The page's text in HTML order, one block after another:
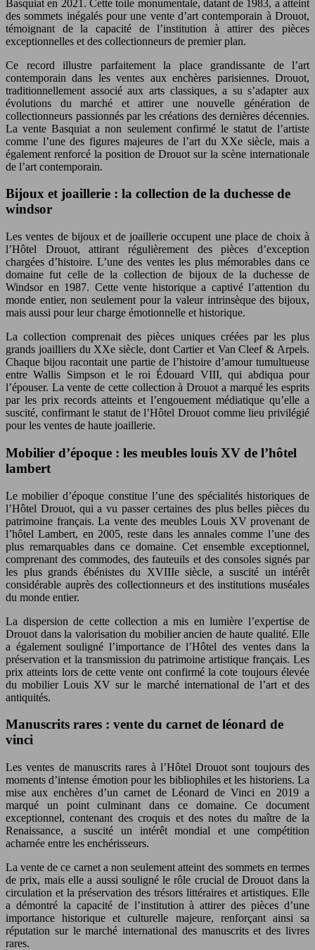
Basquiat en 2021. Cette toile monumentale, datant de 1983, a atteint
des sommets inégalés pour une vente d’art contemporain à Drouot,
témoignant de la capacité de l’institution à attirer des pièces
exceptionnelles et des collectionneurs de premier plan.
Ce record illustre parfaitement la place grandissante de l’art
contemporain dans les ventes aux enchères parisiennes. Drouot,
traditionnellement associé aux arts classiques, a su s’adapter aux
évolutions du marché et attirer une nouvelle génération de
collectionneurs passionnés par les créations des dernières décennies.
La vente Basquiat a non seulement confirmé le statut de l’artiste
comme l’une des figures majeures de l’art du XXe siècle, mais a
également renforcé la position de Drouot sur la scène internationale
de l’art contemporain.
Bijoux et joaillerie : la collection de la duchesse de
windsor
Les ventes de bijoux et de joaillerie occupent une place de choix à
l’Hôtel Drouot, attirant régulièrement des pièces d’exception
chargées d’histoire. L’une des ventes les plus mémorables dans ce
domaine fut celle de la collection de bijoux de la duchesse de
Windsor en 1987. Cette vente historique a captivé l’attention du
monde entier, non seulement pour la valeur intrinsèque des bijoux,
mais aussi pour leur charge émotionnelle et historique.
La collection comprenait des pièces uniques créées par les plus
grands joailliers du XXe siècle, dont Cartier et Van Cleef & Arpels.
Chaque bijou racontait une partie de l’histoire d’amour tumultueuse
entre Wallis Simpson et le roi Édouard VIII, qui abdiqua pour
l’épouser. La vente de cette collection à Drouot a marqué les esprits
par les prix records atteints et l’engouement médiatique qu’elle a
suscité, confirmant le statut de l’Hôtel Drouot comme lieu privilégié
pour les ventes de haute joaillerie.
Mobilier d’époque : les meubles louis XV de l’hôtel
lambert
Le mobilier d’époque constitue l’une des spécialités historiques de
l’Hôtel Drouot, qui a vu passer certaines des plus belles pièces du
patrimoine français. La vente des meubles Louis XV provenant de
l’hôtel Lambert, en 2005, reste dans les annales comme l’une des
plus remarquables dans ce domaine. Cet ensemble exceptionnel,
comprenant des commodes, des fauteuils et des consoles signés par
les plus grands ébénistes du XVIIIe siècle, a suscité un intérêt
considérable auprès des collectionneurs et des institutions muséales
du monde entier.
La dispersion de cette collection a mis en lumière l’expertise de
Drouot dans la valorisation du mobilier ancien de haute qualité. Elle
a également souligné l’importance de l’Hôtel des ventes dans la
préservation et la transmission du patrimoine artistique français. Les
prix atteints lors de cette vente ont confirmé la cote toujours élevée
du mobilier Louis XV sur le marché international de l’art et des
antiquités.
Manuscrits rares : vente du carnet de léonard de
vinci
Les ventes de manuscrits rares à l’Hôtel Drouot sont toujours des
moments d’intense émotion pour les bibliophiles et les historiens. La
mise aux enchères d’un carnet de Léonard de Vinci en 2019 a
marqué un point culminant dans ce domaine. Ce document
exceptionnel, contenant des croquis et des notes du maître de la
Renaissance, a suscité un intérêt mondial et une compétition
acharnée entre les enchérisseurs.
La vente de ce carnet a non seulement atteint des sommets en termes
de prix, mais elle a aussi souligné le rôle crucial de Drouot dans la
circulation et la préservation des trésors littéraires et artistiques. Elle
a démontré la capacité de l’institution à attirer des pièces d’une
importance historique et culturelle majeure, renforçant ainsi sa
réputation sur le marché international des manuscrits et des livres
rares.